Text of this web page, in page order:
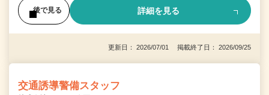
後で見る 詳細を見る
更新日： 2026/07/01 掲載終了日： 2026/09/25
交通誘導警備スタッフ